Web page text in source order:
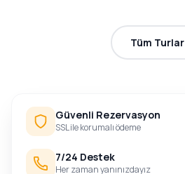
Tüm Turlar
Güvenli Rezervasyon
SSL ile korumalı ödeme
7/24 Destek
Her zaman yanınızdayız